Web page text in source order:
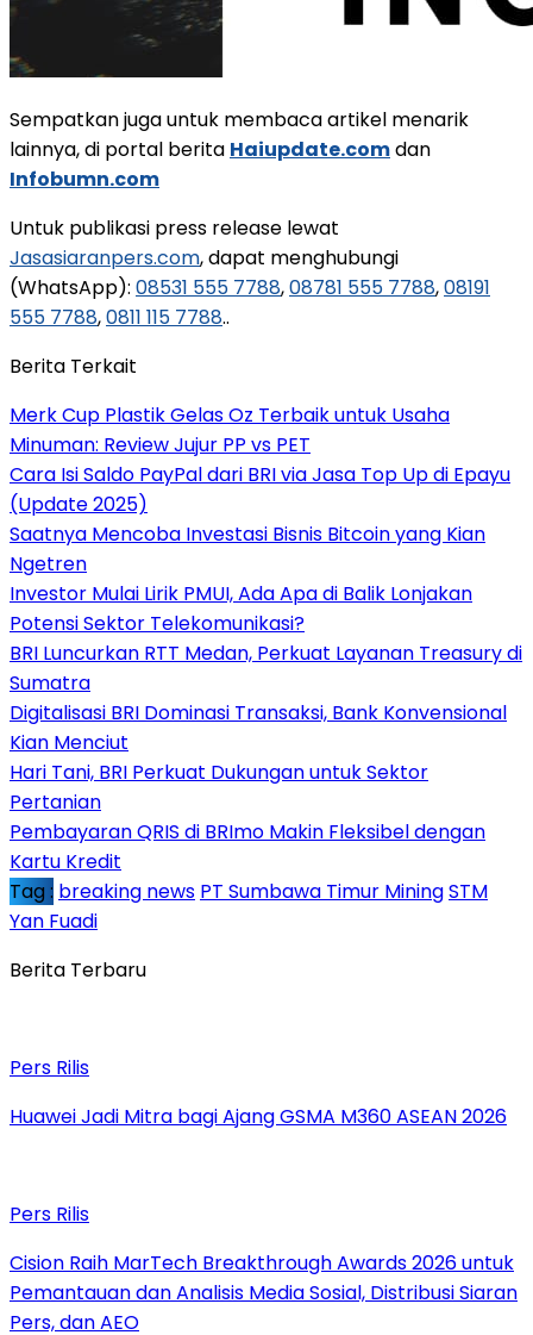
Sempatkan juga untuk membaca artikel menarik
lainnya, di portal berita Haiupdate.comdan
Infobumn.com
Untuk publikasi press release lewat
Jasasiaranpers.com, dapat menghubungi
(WhatsApp): 08531 555 7788,08781 555 7788,08191
555 7788,0811 115 7788..
Berita Terkait
Merk Cup Plastik Gelas Oz Terbaik untuk Usaha
Minuman: Review Jujur PP vs PET
Cara Isi Saldo PayPal dari BRI via Jasa Top Up di Epayu
(Update 2025)
Saatnya Mencoba Investasi Bisnis Bitcoin yang Kian
Ngetren
Investor Mulai Lirik PMUI, Ada Apa di Balik Lonjakan
Potensi Sektor Telekomunikasi?
BRI Luncurkan RTT Medan, Perkuat Layanan Treasury di
Sumatra
Digitalisasi BRI Dominasi Transaksi, Bank Konvensional
Kian Menciut
Hari Tani, BRI Perkuat Dukungan untuk Sektor
Pertanian
Pembayaran QRIS di BRImo Makin Fleksibel dengan
Kartu Kredit
Tag : breaking news PT Sumbawa Timur MiningSTM
Yan Fuadi
Berita Terbaru
Pers Rilis
Huawei Jadi Mitra bagi Ajang GSMA M360 ASEAN 2026
Pers Rilis
Cision Raih MarTech Breakthrough Awards 2026 untuk
Pemantauan dan Analisis Media Sosial, Distribusi Siaran
Pers, dan AEO